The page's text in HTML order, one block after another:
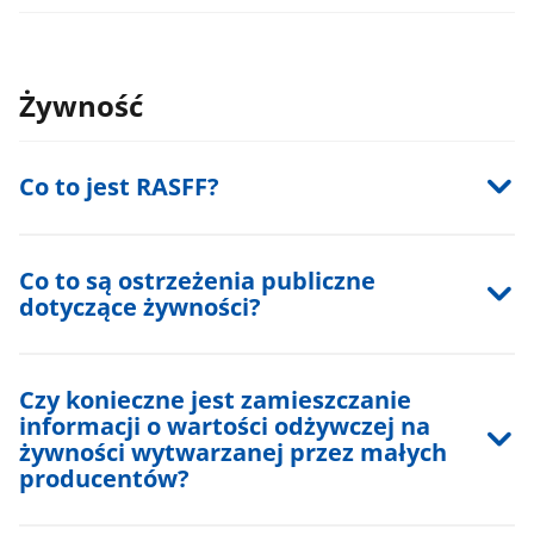
Żywność
Co to jest RASFF?
Co to są ostrzeżenia publiczne
dotyczące żywności?
Czy konieczne jest zamieszczanie
informacji o wartości odżywczej na
żywności wytwarzanej przez małych
producentów?